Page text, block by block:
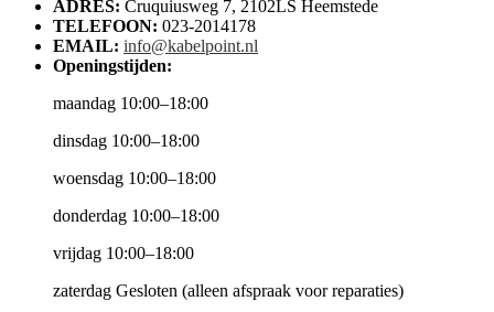
ADRES: Cruquiusweg 7, 2102LS Heemstede
TELEFOON: 023-2014178
EMAIL: info@kabelpoint.nl
Openingstijden:
maandag 10:00–18:00
dinsdag 10:00–18:00
woensdag 10:00–18:00
donderdag 10:00–18:00
vrijdag 10:00–18:00
zaterdag Gesloten (alleen afspraak voor reparaties)